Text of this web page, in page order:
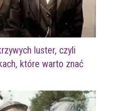
luster, czyli
które warto znać